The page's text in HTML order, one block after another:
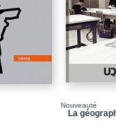
Nouveauté
La